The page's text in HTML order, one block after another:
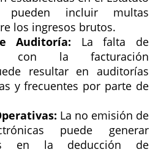
incluir multas
los ingresos brutos.
Auditoría: La falta de
con la facturación
resultar en auditorías
y frecuentes por parte de
La no emisión de
puede generar
en la deducción de